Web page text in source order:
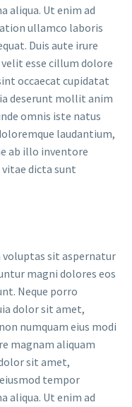
aliqua. Ut enim ad
ullamco laboris
Duis aute irure
esse cillum dolore
occaecat cupidatat
deserunt mollit anim
omnis iste natus
laudantium,
ab illo inventore
dicta sunt
sit aspernatur
magni dolores eos
Neque porro
dolor sit amet,
numquam eius modi
magnam aliquam
sit amet,
tempor
aliqua. Ut enim ad